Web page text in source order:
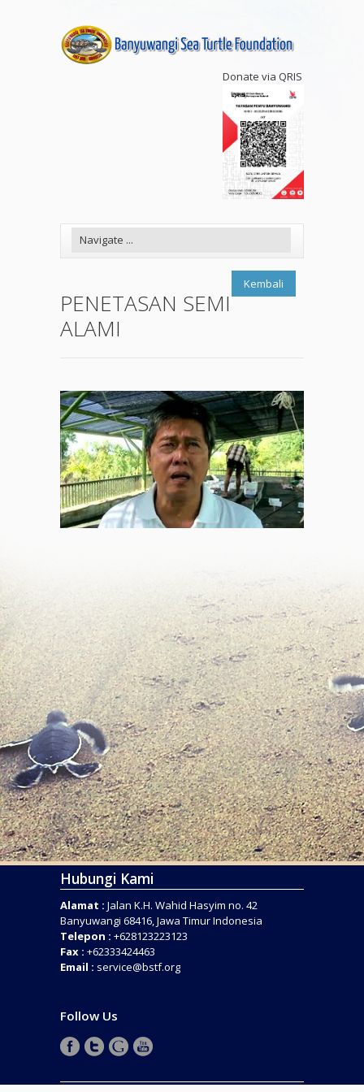
Donate via QRIS
Kembali
PENETASAN SEMI
ALAMI
Hubungi Kami
Alamat : Jalan K.H. Wahid Hasyim no. 42
Banyuwangi 68416, Jawa Timur Indonesia
Telepon : +628123223123
Fax : +62333424463
Email : service@bstf.org
Follow Us